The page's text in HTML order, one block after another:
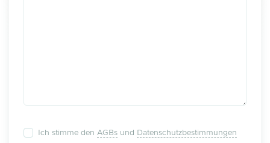
Ich stimme den AGBs und
Datenschutzbestimmungen